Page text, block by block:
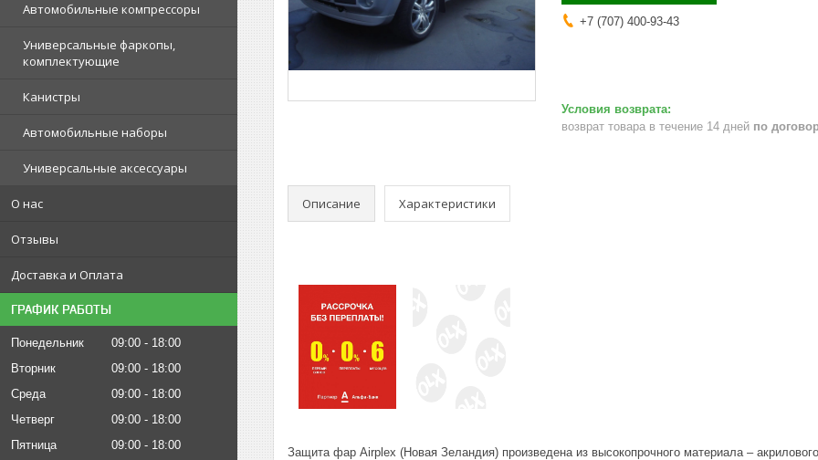
Автомобильные компрессоры
Универсальные фаркопы,
комплектующие
Канистры
Автомобильные наборы
Универсальные аксессуары
О нас
Отзывы
Доставка и Оплата
ГРАФИК РАБОТЫ
Понедельник 09:00
18:00
Вторник
09:00
18:00
Среда
09:00
18:00
Четверг
09:00
18:00
Пятница
09:00
18:00
+7 (707) 400-93-43
возврат товара в течение 14 дней по
Описание Характеристики
Защита фар Airplex (Новая Зеландия) произведена из высокопрочного материала –